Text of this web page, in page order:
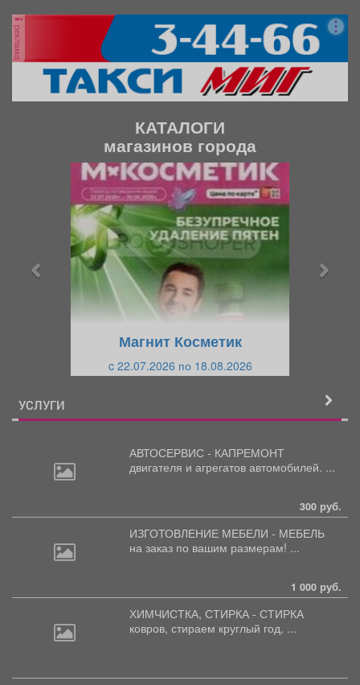
реклама
КАТАЛОГИ
магазинов города
Магнит Косметик
c 22.07.2026 по 18.08.2026
УСЛУГИ
АВТОСЕРВИС - КАПРЕМОНТ
двигателя и агрегатов автомобилей. ...
300 руб.
ИЗГОТОВЛЕНИЕ МЕБЕЛИ - МЕБЕЛЬ
на заказ по вашим размерам! ...
1 000 руб.
ХИМЧИСТКА, СТИРКА - СТИРКА
ковров, стираем круглый год, ...